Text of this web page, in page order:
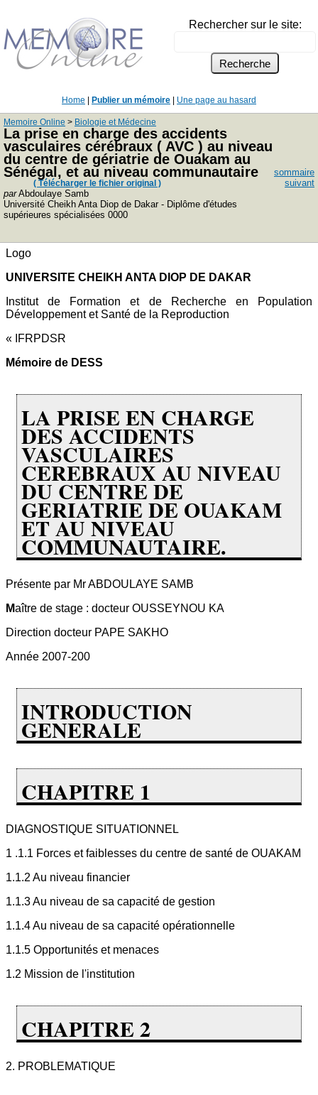
Rechercher sur le site:
Home Publier un mémoire Une page au hasard
Memoire Online > Biologie et Médecine
La prise en charge des accidents
vasculaires cérébraux ( AVC ) au niveau
du centre de gériatrie de Ouakam au
Sénégal, et au niveau communautaire
( Télécharger le fichier original )
parAbdoulaye Samb
Université Cheikh Anta Diop de Dakar - Diplôme d'études
supérieures spécialisées 0000
sommaire
suivant
Logo
UNIVERSITE CHEIKH ANTA DIOP DE DAKAR
Institut de Formation et de Recherche en Population
Développement et Santé de la Reproduction
« IFRPDSR
Mémoire de DESS
LA PRISE EN CHARGE
DES ACCIDENTS
VASCULAIRES
CEREBRAUX AU NIVEAU
DU CENTRE DE
GERIATRIE DE OUAKAM
ET AU NIVEAU
COMMUNAUTAIRE.
Présente par Mr ABDOULAYE SAMB
Maître de stage : docteur OUSSEYNOU KA
Direction docteur PAPE SAKHO
Année 2007-200
INTRODUCTION
GENERALE
CHAPITRE 1
DIAGNOSTIQUE SITUATIONNEL
1 .1.1 Forces et faiblesses du centre de santé de OUAKAM
1.1.2 Au niveau financier
1.1.3 Au niveau de sa capacité de gestion
1.1.4 Au niveau de sa capacité opérationnelle
1.1.5 Opportunités et menaces
1.2 Mission de l'institution
CHAPITRE 2
2. PROBLEMATIQUE